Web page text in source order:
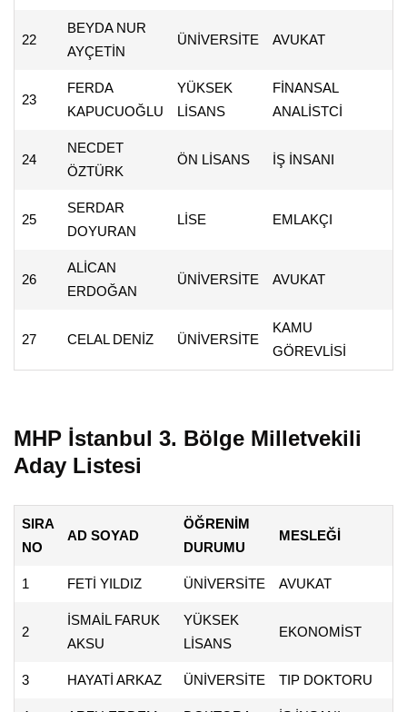
22
BEYDA NUR
AYÇETİN
ÜNİVERSİTE AVUKAT
23
FERDA
KAPUCUOĞLU
YÜKSEK
LİSANS
FİNANSAL
ANALİSTCİ
24
NECDET
ÖZTÜRK
ÖN LİSANS İŞ İNSANI
25
SERDAR
DOYURAN
LİSE EMLAKÇI
26
ALİCAN
ERDOĞAN
ÜNİVERSİTE AVUKAT
27 CELAL DENİZ ÜNİVERSİTE
KAMU
GÖREVLİSİ
MHP İstanbul 3. Bölge Milletvekili
Aday Listesi
SIRA
NO
AD SOYAD
ÖĞRENİM
DURUMU
MESLEĞİ
1 FETİ YILDIZ ÜNİVERSİTE AVUKAT
2
İSMAİL FARUK
AKSU
YÜKSEK
LİSANS
EKONOMİST
3 HAYATİ ARKAZ ÜNİVERSİTE TIP DOKTORU